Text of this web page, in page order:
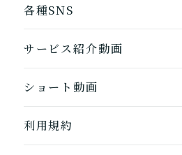
閉じる
1つ前に戻る
1つ前に戻る
1つ前に戻る
1つ前に戻る
1つ前に戻る
1つ前に戻る
1つ前に戻る
各種SNS
サービス紹介動画
ショート動画
利用規約